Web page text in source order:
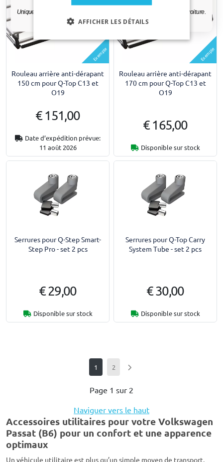
Exemple
Rouleau arrière anti-dérapant
150 cm pour Q-Top C13 et
O19
€ 151,00
Date d’expédition prévue:
11 août 2026
Exemple
Rouleau arrière anti-dérapant
170 cm pour Q-Top C13 et
O19
€ 165,00
Disponible sur stock
Serrures pour Q-Step Smart-
Step Pro - set 2 pcs
€ 29,00
Disponible sur stock
Serrures pour Q-Top Carry
System Tube - set 2 pcs
€ 30,00
Disponible sur stock
1 2
Page 1 sur 2
Naviguer vers le haut
Accessoires utilitaires pour votre Volkswagen
Passat (B6) pour un confort et une apparence
optimaux
Un véhicule utilitaire est plus qu’un simple moyen de transport.
Uniquement des mises à jour et des offres pertinentes pour votre voiture.
AFFICHER LES DÉTAILS